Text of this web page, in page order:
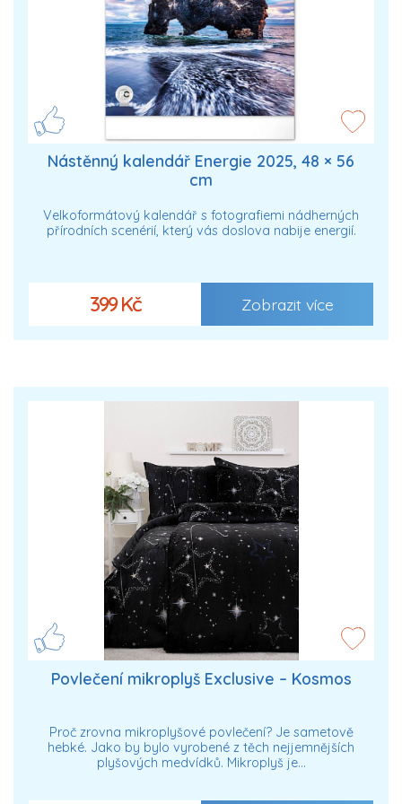
Nástěnný kalendář Energie 2025, 48 × 56
cm
Velkoformátový kalendář s fotografiemi nádherných
přírodních scenérií, který vás doslova nabije energií.
399 Kč Zobrazit více
Povlečení mikroplyš Exclusive – Kosmos
Proč zrovna mikroplyšové povlečení? Je sametově
hebké. Jako by bylo vyrobené z těch nejjemnějších
plyšových medvídků. Mikroplyš je…